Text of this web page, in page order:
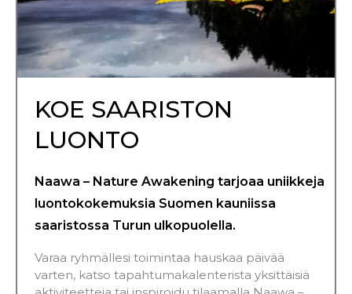
KOE SAARISTON
LUONTO
Naawa – Nature Awakening tarjoaa uniikkeja
luontokokemuksia Suomen kauniissa
saaristossa Turun ulkopuolella.
Varaa ryhmällesi toimintaa hauskaa päivää
varten, katso tapahtumakalenterista yksittäisiä